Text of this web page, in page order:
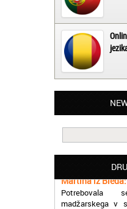
Matjaž iz
Lahko pohvalim
Oxford, ker so
prevajalske
Potrebovala
madžarskega v